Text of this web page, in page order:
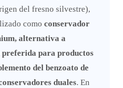
del fresno silvestre),
como conservador
alternativa a
preferida para productos
del benzoato de
duales. En